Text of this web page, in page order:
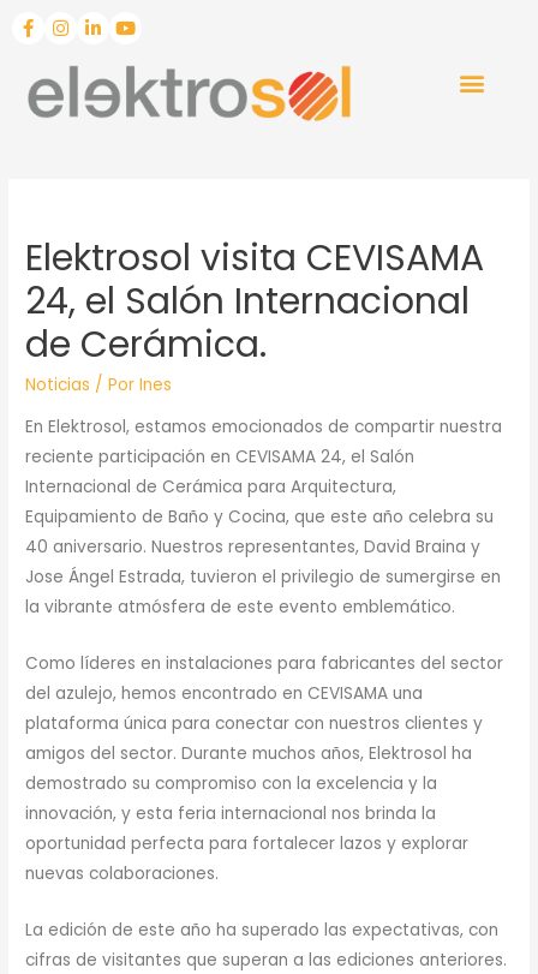
Elektrosol visita CEVISAMA
24, el Salón Internacional
de Cerámica.
Noticias / PorInes
En Elektrosol, estamos emocionados de compartir nuestra
reciente participación en CEVISAMA 24, el Salón
Internacional de Cerámica para Arquitectura,
Equipamiento de Baño y Cocina, que este año celebra su
40 aniversario. Nuestros representantes, David Braina y
Jose Ángel Estrada, tuvieron el privilegio de sumergirse en
la vibrante atmósfera de este evento emblemático.
Como líderes en instalaciones para fabricantes del sector
del azulejo, hemos encontrado en CEVISAMA una
plataforma única para conectar con nuestros clientes y
amigos del sector. Durante muchos años, Elektrosol ha
demostrado su compromiso con la excelencia y la
innovación, y esta feria internacional nos brinda la
oportunidad perfecta para fortalecer lazos y explorar
nuevas colaboraciones.
La edición de este año ha superado las expectativas, con
cifras de visitantes que superan a las ediciones anteriores.